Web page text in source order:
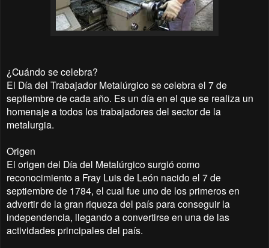
¿Cuándo se celebra?
El Día del Trabajador Metalúrgico se celebra el 7 de
septiembre de cada año. Es un día en el que se realiza un
homenaje a todos los trabajadores del sector de la
metalurgia.
Origen
El origen del Día del Metalúrgico surgió como
reconocimiento a Fray Luis de León nacido el 7 de
septiembre de 1784, el cual fue uno de los primeros en
advertir de la gran riqueza del país para conseguir la
independencia, llegando a convertirse en una de las
actividades principales del país.